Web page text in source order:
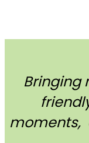
Bringing
moments,